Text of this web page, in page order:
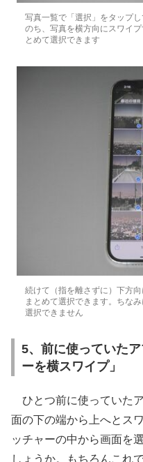
写真一覧で「選択」をタップ
のち、写真を横方向にスワイ
とめて選択できます
続けて（指を離さずに）下方
まとめて選択できます。ちな
選択できません
5、前に使っていた
ーを横スワイプ」
ひとつ前に使っていた
面の下の端から上へとス
ッチャーの中から画面を
しょうか。もちろんこれ